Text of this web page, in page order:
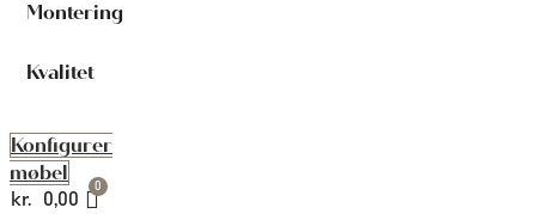
Montering
Kvalitet
Konfigurer
møbel
kr. 0,00